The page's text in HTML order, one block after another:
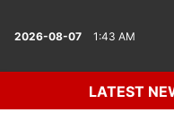
2026-08-07 1:43 AM
LATEST